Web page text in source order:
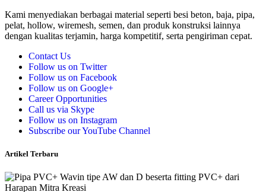
Kami menyediakan berbagai material seperti besi beton, baja, pipa,
pelat, hollow, wiremesh, semen, dan produk konstruksi lainnya
dengan kualitas terjamin, harga kompetitif, serta pengiriman cepat.
Contact Us
Follow us on Twitter
Follow us on Facebook
Follow us on Google+
Career Opportunities
Call us via Skype
Follow us on Instagram
Subscribe our YouTube Channel
Artikel Terbaru